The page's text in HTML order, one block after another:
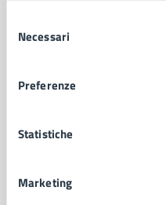
delNecessari
Preferenze
Statistiche
Marketing
Salute, benessere e assistenza
Vita lavorativa
NOVITÀ
Avvisi
Comunicati